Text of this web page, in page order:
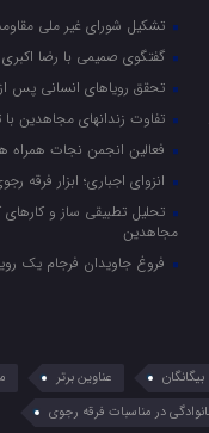
تشکیل شورای غیر ملی
گفتگوی صمیمی با رضا
تحقق رویاهای انسانی پس
تفاوت زندانهای مجاهدین با
فعالین انجمن نجات همراه
انزوای اجباری؛ ابزار فرقه
تحلیل تطبیقی ساز و
مجاهدین
فروغ جاویدان فرجام یک
عناوین برتر
در مناسبات فرقه رجوی